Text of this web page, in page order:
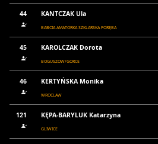
44 KANTCZAK Ula
BABCIA AMATORKA SZKLARSKA PORĘBA
45 KAROLCZAK Dorota
BOGUSZOW/GORCE
46 KERTYŃSKA Monika
WROCLAW
121 KĘPA-BARYLUK Katarzyna
GLIWICE